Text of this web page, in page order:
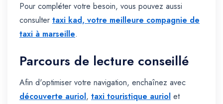
Pour compléter votre besoin, vous pouvez aussi
consulter taxi kad, votre meilleure compagnie de
taxi à marseille.
Parcours de lecture conseillé
Afin d'optimiser votre navigation, enchaînez avec
découverte auriol, taxi touristique auriol et